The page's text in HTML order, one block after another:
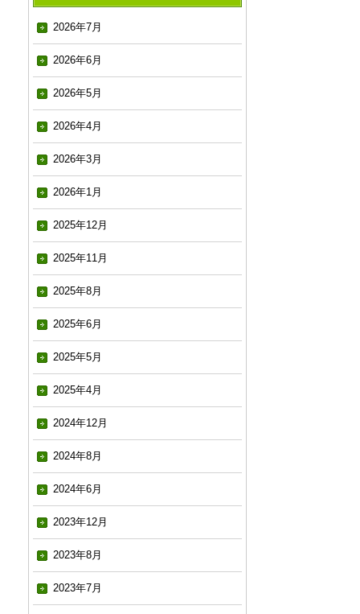
2026年7月
2026年6月
2026年5月
2026年4月
2026年3月
2026年1月
2025年12月
2025年11月
2025年8月
2025年6月
2025年5月
2025年4月
2024年12月
2024年8月
2024年6月
2023年12月
2023年8月
2023年7月